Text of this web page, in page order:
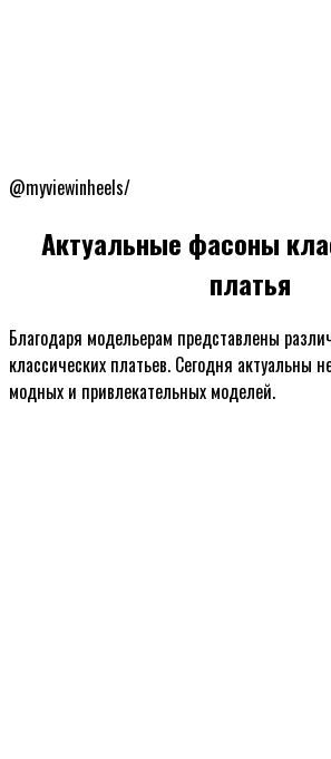
@myviewinheels/
Актуальные фасоны
платья
Благодаря модельерам представлены
классических платьев. Сегодня актуальны
модных и привлекательных моделей.